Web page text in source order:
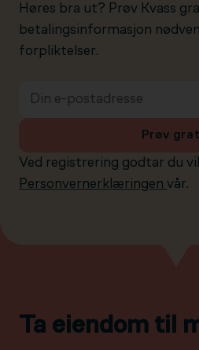
Høres bra ut? Prøv Kvass
betalingsinformasjon
forpliktelser.
Ved registrering godtar du
Personvernerklæringen vår.
Prøv
Ta eiendom til